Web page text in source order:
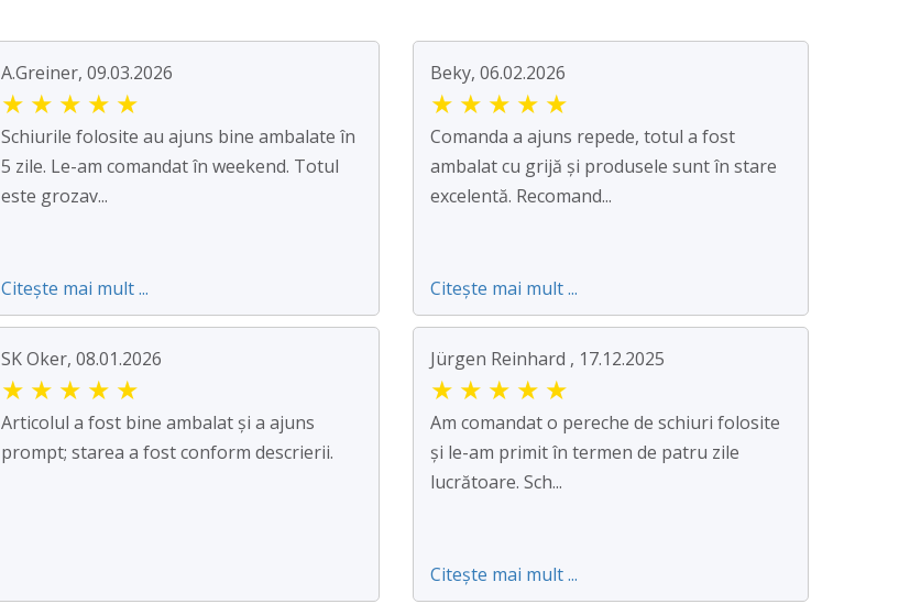
A.Greiner, 09.03.2026
★ ★ ★ ★ ★
Schiurile folosite au ajuns bine ambalate în
5 zile. Le-am comandat în weekend. Totul
este grozav...
Citește mai mult ...
Beky, 06.02.2026
★ ★ ★ ★ ★
Comanda a ajuns repede, totul a fost
ambalat cu grijă și produsele sunt în stare
excelentă. Recomand...
Citește mai mult ...
SK Oker, 08.01.2026
★ ★ ★ ★ ★
Articolul a fost bine ambalat și a ajuns
prompt; starea a fost conform descrierii.
Jürgen Reinhard , 17.12.2025
★ ★ ★ ★ ★
Am comandat o pereche de schiuri folosite
și le-am primit în termen de patru zile
lucrătoare. Sch...
Citește mai mult ...